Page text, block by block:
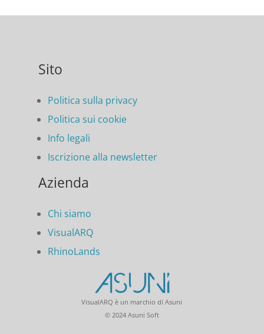
Sito
Politica sulla privacy
Politica sui cookie
Info legali
Iscrizione alla newsletter
Azienda
Chi siamo
VisualARQ
RhinoLands
VisualARQ è un marchio di Asuni
© 2024 Asuni Soft